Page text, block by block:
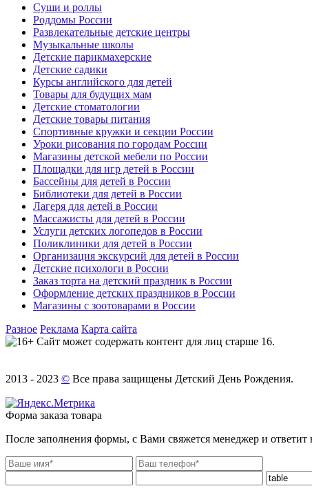
Суши и роллы
Роддомы России
Развлекательные детские центры
Музыкальные школы
Детские парикмахерские
Детские садики
Курсы английского для детей
Товары для будущих мам
Детские стоматологии
Детские товары питания
Спортивные кружки и секции России
Уроки рисования по городам России
Магазины детской мебели по России
Площадки для игр детей в России
Бассейны для детей в России
Библиотеки для детей в России
Лагеря для детей в России
Массажисты для детей в России
Услуги детских логопедов в России
Поликлиники для детей в России
Организация экскурсий для детей в России
Детские психологи в России
Заказ торта на детский праздник в России
Оформление детских праздников в России
Магазины с зоотоварами в России
Разное Реклама Карта сайта
Сайт может содержать контент для лиц старше 16.
2013 - 2023 © Все права защищены Детский День Рождения.
Форма заказа товара
После заполнения формы, с Вами свяжется менеджер и ответит